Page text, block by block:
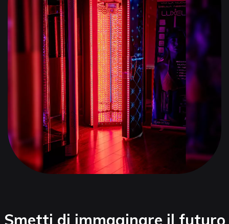
Smetti di immaginare il futuro